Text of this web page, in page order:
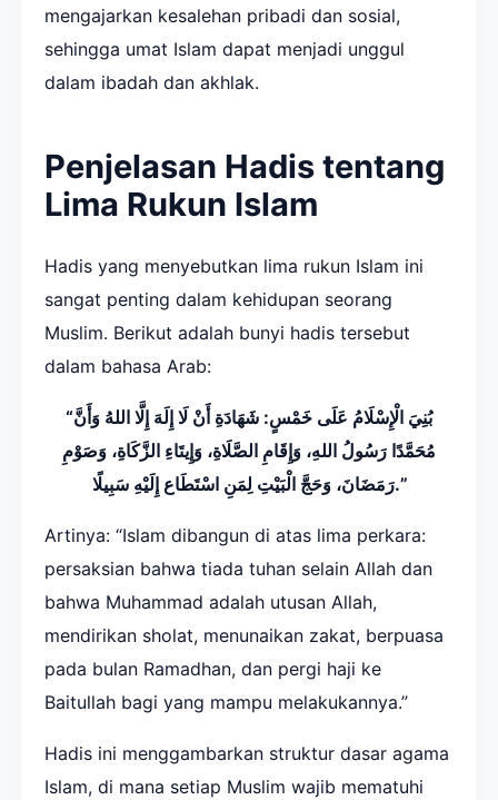
mengajarkan kesalehan pribadi dan sosial,
sehingga umat Islam dapat menjadi unggul
dalam ibadah dan akhlak.
Penjelasan Hadis tentang
Lima Rukun Islam
Hadis yang menyebutkan lima rukun Islam ini
sangat penting dalam kehidupan seorang
Muslim. Berikut adalah bunyi hadis tersebut
dalam bahasa Arab:
“بُنِيَ الْإِسْلَامُ عَلَى خَمْسٍ: شَهَادَةِ أَنْ لَا إِلَهَ إِلَّا اللهُ وَأَنَّ
مُحَمَّدًا رَسُولُ اللهِ، وَإِقَامِ الصَّلَاةِ، وَإِيتَاءِ الزَّكَاةِ، وَصَوْمِ
رَمَضَانَ، وَحَجَّ الْبَيْتِ لِمَنِ اسْتَطَاع إِلَيْهِ سَبِيلًا.”
Artinya: “Islam dibangun di atas lima perkara:
persaksian bahwa tiada tuhan selain Allah dan
bahwa Muhammad adalah utusan Allah,
mendirikan sholat, menunaikan zakat, berpuasa
pada bulan Ramadhan, dan pergi haji ke
Baitullah bagi yang mampu melakukannya.”
Hadis ini menggambarkan struktur dasar agama
Islam, di mana setiap Muslim wajib mematuhi